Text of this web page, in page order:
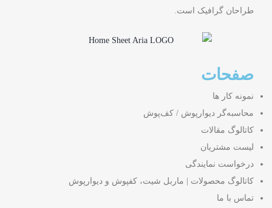
طراحان گرافیک است.
صفحات
نمونه کار ها
محاسبه‌گر دیوارپوش / کف‌پوش
کاتالوگ مقالات
لیست مشتریان
درخواست نمایندگی
کاتالوگ محصولات | ماربل شیت، کفپوش و دیوارپوش
تماس با ما